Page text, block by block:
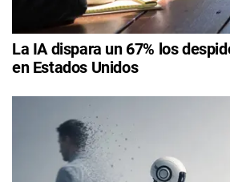
La IA dispara un 67% los
en Estados Unidos